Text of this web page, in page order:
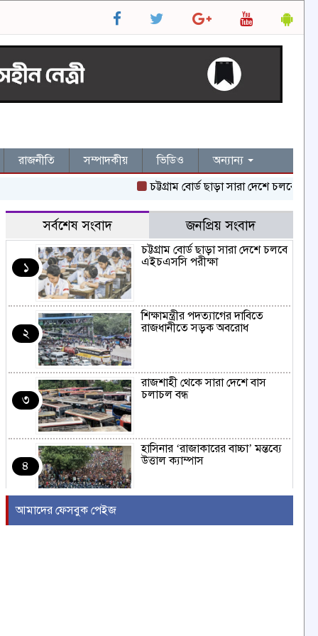
রাজনীতি সম্পাদকীয় ভিডিও
অন্যান্য
চট্টগ্রাম বোর্ড ছাড়া সারা দেশে চলবে
সর্বশেষ সংবাদ জনপ্রিয় সংবাদ
১
চট্টগ্রাম বোর্ড ছাড়া সারা দেশে চলবে
এইচএসসি পরীক্ষা
২
শিক্ষামন্ত্রীর পদত্যাগের দাবিতে
রাজধানীতে সড়ক অবরোধ
৩
রাজশাহী থেকে সারা দেশে বাস
চলাচল বন্ধ
৪
হাসিনার ‘রাজাকারের বাচ্চা’ মন্তব্যে
উত্তাল ক্যাম্পাস
আজ বৈঠকে বসছেন ট্রাম্প
আমাদের ফেসবুক পেইজ